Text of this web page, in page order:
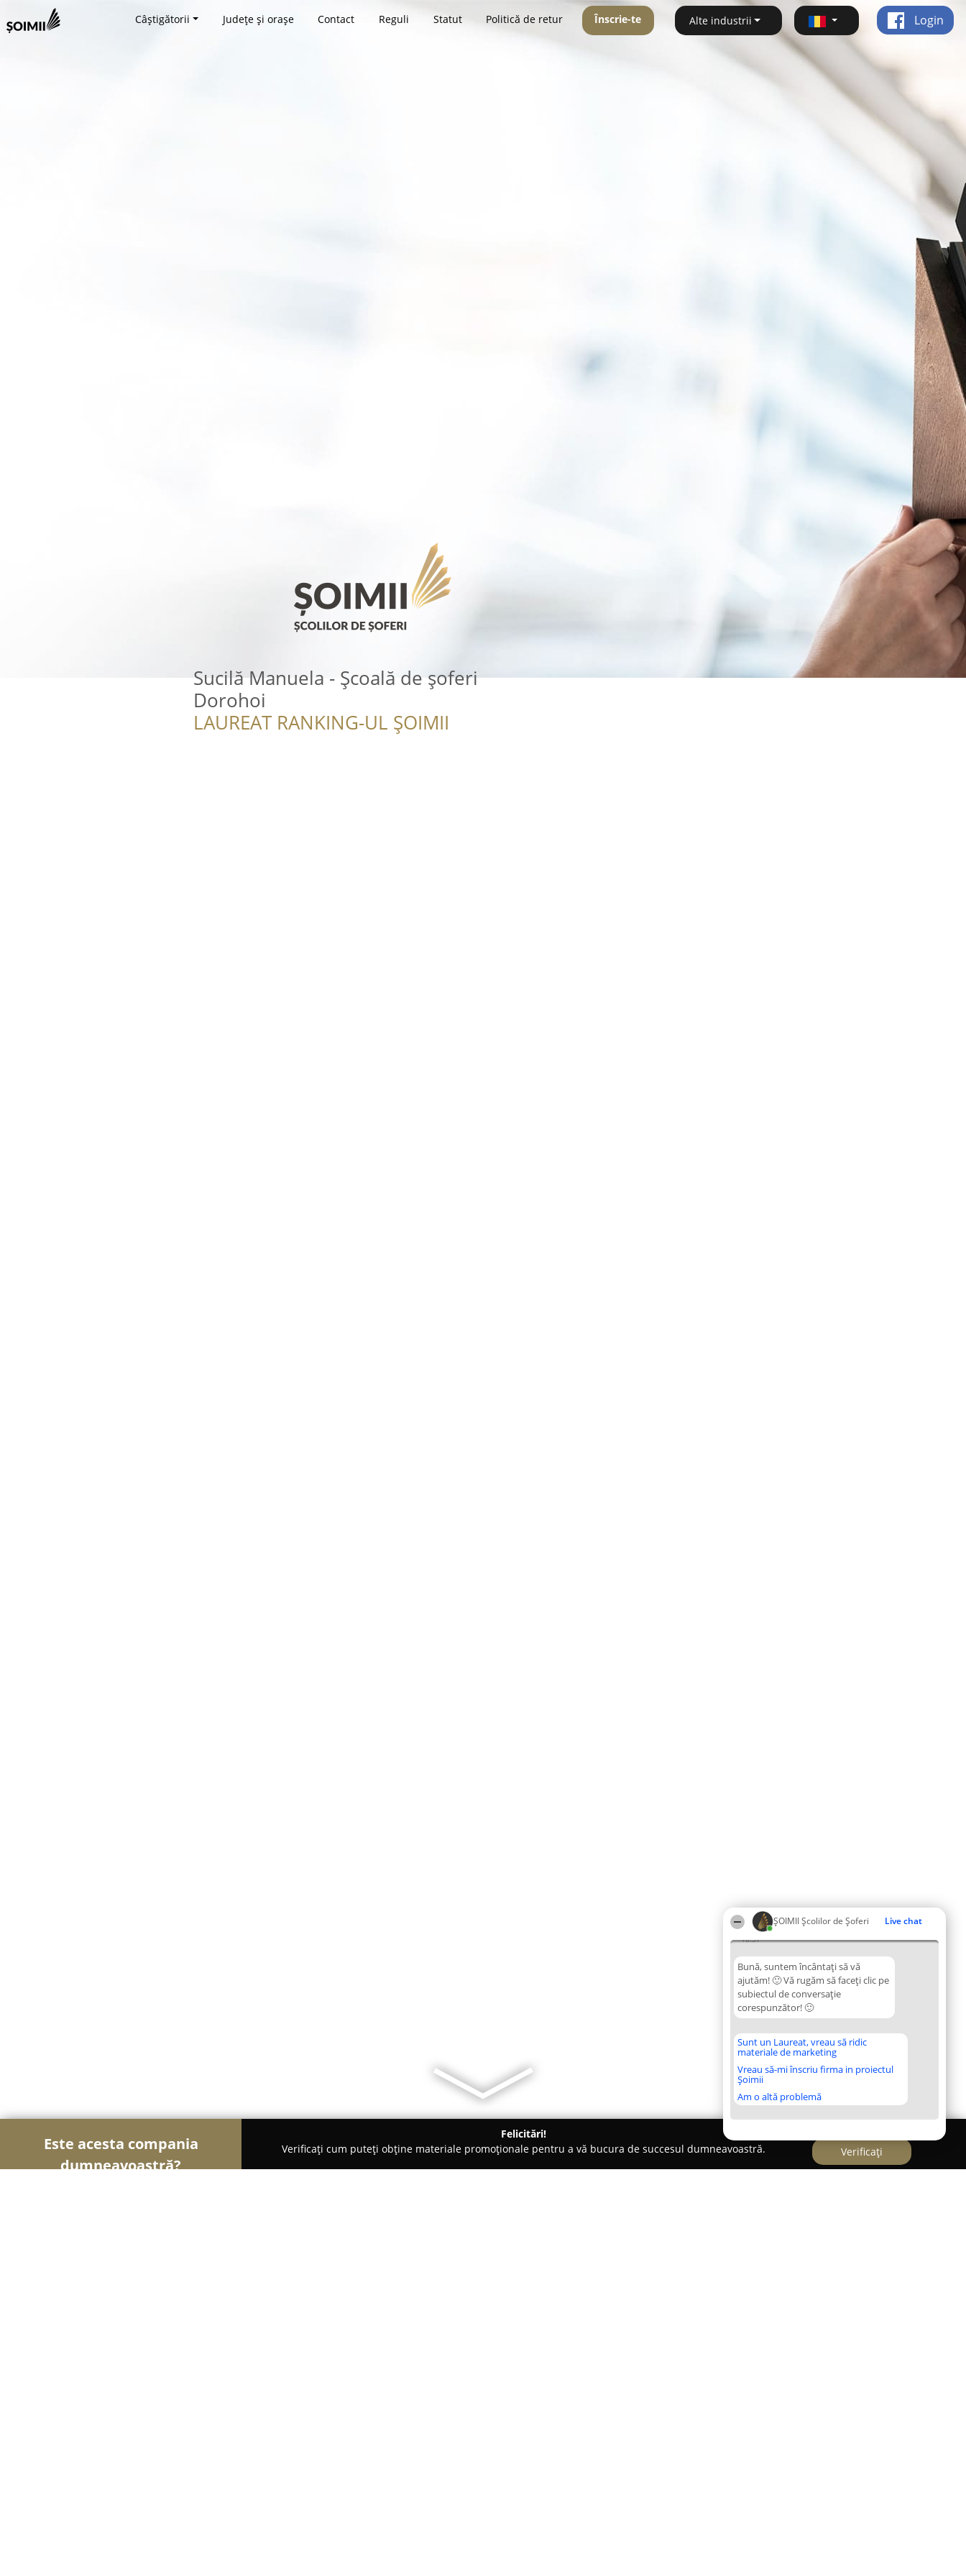
ŞOIMII Școlilor de Șoferi Live chat
10:37
Bună, suntem încântați să vă
ajutăm! 🙂 Vă rugăm să faceți clic pe
subiectul de conversație
corespunzător! 🙂
Sunt un Laureat, vreau să ridic
materiale de marketing
Vreau să-mi înscriu firma in proiectul
Șoimii
Am o altă problemă
Câștigătorii Județe și orașe Contact Reguli Statut Politică de retur Înscrie-te Alte industrii Login
Sucilă Manuela - Școală de șoferi
Dorohoi
LAUREAT RANKING-UL ȘOIMII
Este acesta compania
dumneavoastră?
Felicitări!
Verificați cum puteți obține materiale promoționale pentru a vă bucura de succesul dumneavoastră.
Verificați